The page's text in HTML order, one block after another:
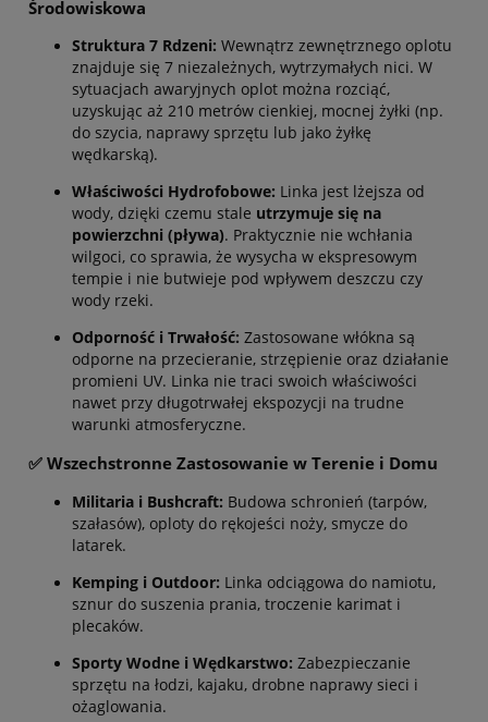
Środowiskowa
Struktura 7 Rdzeni: Wewnątrz zewnętrznego oplotu
znajduje się 7 niezależnych, wytrzymałych nici. W
sytuacjach awaryjnych oplot można rozciąć,
uzyskując aż 210 metrów cienkiej, mocnej żyłki (np.
do szycia, naprawy sprzętu lub jako żyłkę
wędkarską).
Właściwości Hydrofobowe: Linka jest lżejsza od
wody, dzięki czemu stale utrzymuje się na
powierzchni (pływa). Praktycznie nie wchłania
wilgoci, co sprawia, że wysycha w ekspresowym
tempie i nie butwieje pod wpływem deszczu czy
wody rzeki.
Odporność i Trwałość: Zastosowane włókna są
odporne na przecieranie, strzępienie oraz działanie
promieni UV. Linka nie traci swoich właściwości
nawet przy długotrwałej ekspozycji na trudne
warunki atmosferyczne.
✅ Wszechstronne Zastosowanie w Terenie i Domu
Militaria i Bushcraft: Budowa schronień (tarpów,
szałasów), oploty do rękojeści noży, smycze do
latarek.
Kemping i Outdoor: Linka odciągowa do namiotu,
sznur do suszenia prania, troczenie karimat i
plecaków.
Sporty Wodne i Wędkarstwo: Zabezpieczanie
sprzętu na łodzi, kajaku, drobne naprawy sieci i
ożaglowania.